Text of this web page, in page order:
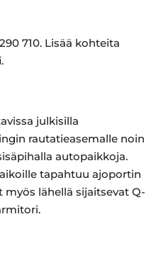
710. Lisää kohteita
julkisilla
rautatieasemalle noin
autopaikkoja.
tapahtuu ajoportin
lähellä sijaitsevat Q-